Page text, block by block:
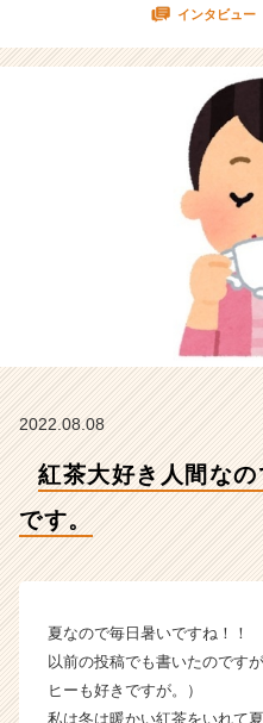
る
が
せ
で
す。
【株
会
社
ン
ィ
ー
イ
ン】
ベ
インタビュー
2022.08.08
紅茶大好き人間な
です。
夏なので毎日暑いですね！！
以前の投稿でも書いたのです
ヒーも好きですが。）
私は冬は暖かい紅茶をいれて